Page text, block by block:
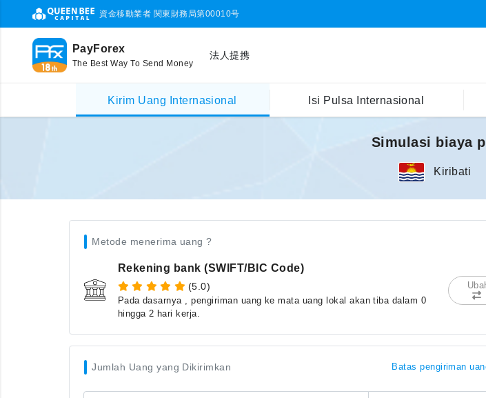
資金移動業者 関東財務局第00010号
PayForex
The Best Way To Send Money
法人提携
Kirim Uang Internasional Isi Pulsa Internasional
Simulasi biaya
Kiribati
Metode menerima uang ?
Rekening bank (SWIFT/BIC Code)
(5.0)
Pada dasarnya , pengiriman uang ke mata uang lokal akan tiba dalam 0
hingga 2 hari kerja.
Jumlah Uang yang Dikirimkan Batas pengiriman